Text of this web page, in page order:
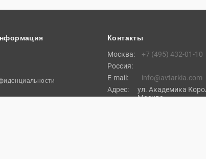
Контакты
Москва:
+7 (495) 432-01-10
Россия:
E-mail:
info@avtarkia.com
Адрес:
ул. Академика
Москва